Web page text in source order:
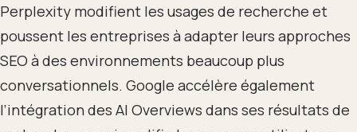
Perplexity modifient les usages de recherche et
poussent les entreprises à adapter leurs approches
SEO à des environnements beaucoup plus
conversationnels. Google accélère également
l’intégration des AI Overviews dans ses résultats de